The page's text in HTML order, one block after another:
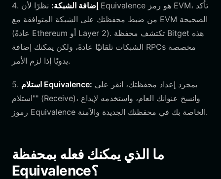
4. إضافة الشبكة: نظرًا لأن Equivalence هو رمز EVM، تأكد
من ضبط محفظتك على الشبكة المتوافقة مع EVM الصحيحة
(عادةً Ethereum أو Layer 2). تكتشف محفظة Bitget هذه
الشبكات تلقائيًا عادةً، ولكن يمكنك إضافة RPCs مخصصة
يدويًا إذا لزم الأمر.
5. استلام Equivalence:
"استلام" (Receive)، وانسخ عنوانك العام، واستخدمه لإيداع
رموز Equivalence الخاصة بك في محفظتك الجديدة والآمنة.
ما الذي يمكنك فعله بمحفظة
Equivalence؟